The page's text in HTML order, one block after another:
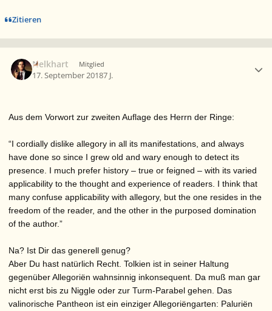
Zitieren
Nelkhart Mitglied
17. September 20187 J.
Aus dem Vorwort zur zweiten Auflage des Herrn der Ringe:
“I cordially dislike allegory in all its manifestations, and always
have done so since I grew old and wary enough to detect its
presence. I much prefer history – true or feigned – with its varied
applicability to the thought and experience of readers. I think that
many confuse applicability with allegory, but the one resides in the
freedom of the reader, and the other in the purposed domination
of the author.”
Na? Ist Dir das generell genug?
Aber Du hast natürlich Recht. Tolkien ist in seiner Haltung
gegenüber Allegoriën wahnsinnig inkonsequent. Da muß man gar
nicht erst bis zu Niggle oder zur Turm-Parabel gehen. Das
valinorische Pantheon ist ein einziger Allegoriëngarten: Paluriën